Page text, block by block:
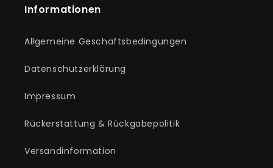
Informationen
Allgemeine Geschäftsbedingungen
Datenschutzerklärung
Impressum
Rückerstattung & Rückgabepolitik
Versandinformation